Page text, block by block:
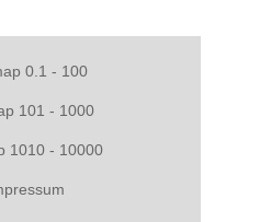
0.1 - 100
101 - 1000
1010 - 10000